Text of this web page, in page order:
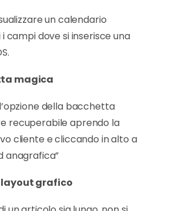
un calendario
campi dove si inserisce una
magica
della bacchetta
recuperabile aprendo la
cliente e cliccando in alto a
anagrafica”
grafico